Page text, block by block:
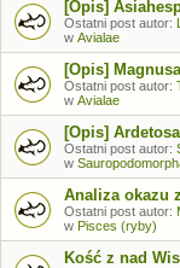
[Opis]
Ostatni post autor:
w Avialae
[Opis]
Ostatni post autor:
w Avialae
[Opis]
Ostatni post autor:
w
Analiza okazu
Ostatni post autor:
w Pisces (ryby)
Kość z nad